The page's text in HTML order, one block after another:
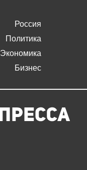
Россия
Политика
Экономика
Бизнес